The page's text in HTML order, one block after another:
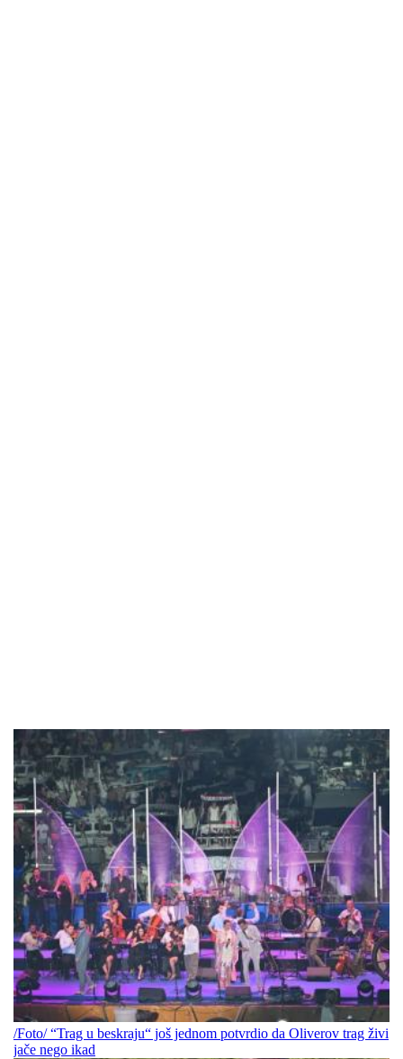
/Foto/ “Trag u beskraju“ još jednom potvrdio da Oliverov trag živi
jače nego ikad